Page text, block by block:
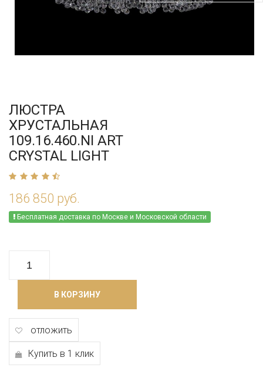
ЛЮСТРА
ХРУСТАЛЬНАЯ
109.16.460.NI ART
CRYSTAL LIGHT
186 850 руб.
Бесплатная доставка по Москве и Московской области
В КОРЗИНУ
отложить
Купить в 1 клик